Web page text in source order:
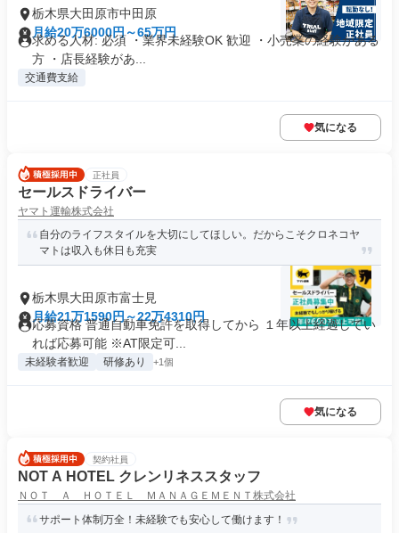
栃木県大田原市中田原
月給20万6000円～65万円
求める人材: 必須 ・業界未経験OK 歓迎 ・小売業の経験がある
方 ・店長経験があ...
交通費支給
気になる
正社員
セールスドライバー
ヤマト運輸株式会社
自分のライフスタイルを大切にしてほしい。だからこそクロネコヤ
マトは収入も休日も充実
栃木県大田原市富士見
月給21万1590円～22万4310円
応募資格 普通自動車免許を取得してから １年以上経過してい
れば応募可能 ※AT限定可...
未経験者歓迎 研修あり +1個
気になる
契約社員
NOT A HOTEL クレンリネススタッフ
ＮＯＴ Ａ ＨＯＴＥＬ ＭＡＮＡＧＥＭＥＮＴ株式会社
サポート体制万全！未経験でも安心して働けます！